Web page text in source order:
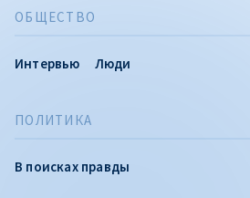
ПОЛИТИКА
В поисках правды
ОБЩЕСТВО
Интервью Люди